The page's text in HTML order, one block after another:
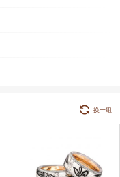
换一组